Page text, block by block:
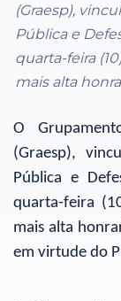
(Graesp),
Pública e
quarta-feira
mais alta
O
(Graesp),
Pública e
quarta-feira
mais alta
em virtude do